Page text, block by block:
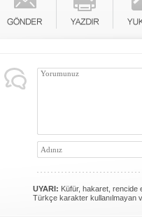
UYARI: Küfür, hakaret, rencide
Türkçe karakter kullanılmayan